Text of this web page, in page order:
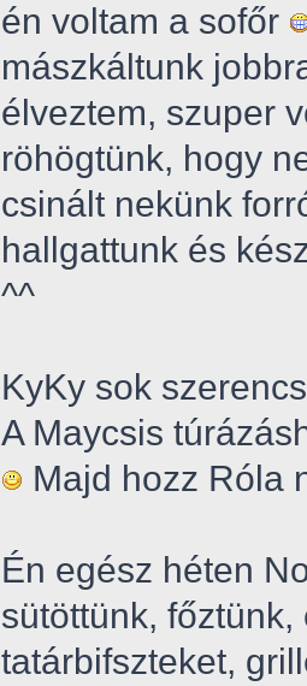
én voltam a sofőr
mászkáltunk
élveztem, szuper
röhögtünk, hogy
csinált nekünk
hallgattunk és
^^
KyKy sok
A Maycsis
Majd hozz Róla
Én egész héten
sütöttünk,
tatárbifszteket,